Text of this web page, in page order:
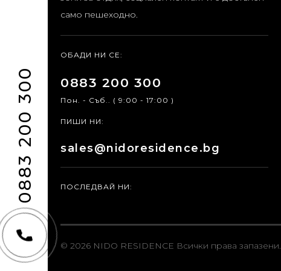
0883 200 300
само пешеходно.
ОБАДИ НИ СЕ:
0883 200 300
Пон. - Съб.. ( 9:00 - 17:00 )
ПИШИ НИ:
sales@nidoresidence.bg
ПОСЛЕДВАЙ НИ:
© 2026 NIDO RESIDENCE Всички права запазени.